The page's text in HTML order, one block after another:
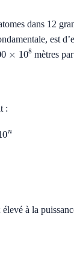
dans 12
est
108 mètres
:
n
à la